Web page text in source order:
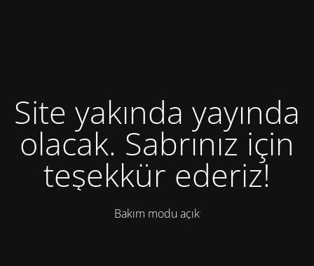
Site yakında yayında
olacak. Sabrınız için
teşekkür ederiz!
Bakım modu açık